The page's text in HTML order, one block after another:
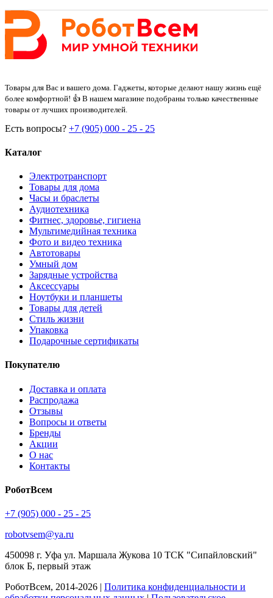
Товары для Вас и вашего дома. Гаджеты, которые делают нашу жизнь ещё
более комфортной! 👍 В нашем магазине подобраны только качественные
товары от лучших производителей.
Есть вопросы? +7 (905) 000 - 25 - 25
Каталог
Электротранспорт
Товары для дома
Часы и браслеты
Аудиотехника
Фитнес, здоровье, гигиена
Мультимедийная техника
Фото и видео техника
Автотовары
Умный дом
Зарядные устройства
Аксессуары
Ноутбуки и планшеты
Товары для детей
Стиль жизни
Упаковка
Подарочные сертификаты
Покупателю
Доставка и оплата
Распродажа
Отзывы
Вопросы и ответы
Бренды
Акции
О нас
Контакты
РоботВсем
+7 (905) 000 - 25 - 25
robotvsem@ya.ru
450098 г. Уфа ул. Маршала Жукова 10 ТСК "Сипайловский"
блок Б, первый этаж
РоботВсем, 2014-2026 | Политика конфиденциальности и